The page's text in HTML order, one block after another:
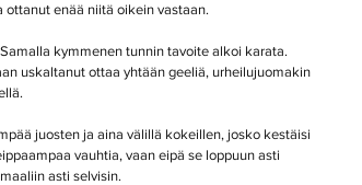
enää niitä oikein vastaan.
kymmenen tunnin tavoite alkoi karata.
uskaltanut ottaa yhtään geeliä, urheilujuomakin
juosten ja aina välillä kokeillen, josko kestäisi
vauhtia, vaan eipä se loppuun asti
asti selvisin.